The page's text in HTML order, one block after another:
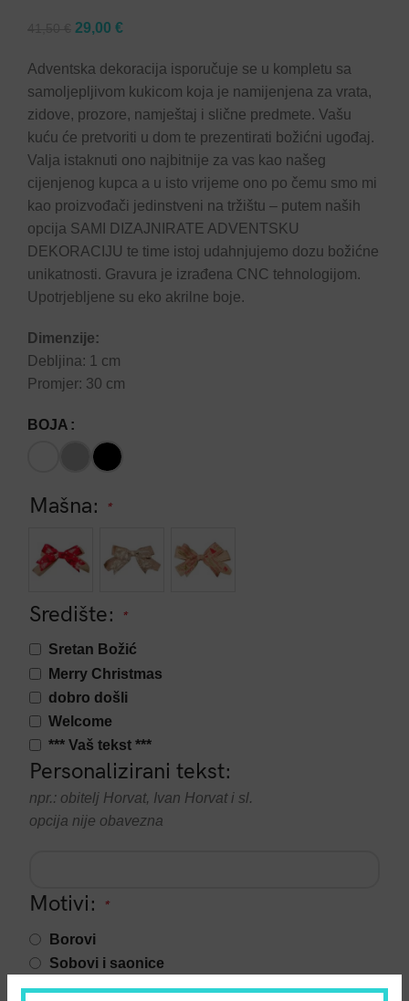
Original
was:
41,50 €.
29,00 €Current
is:
29,00 €.
Adventska dekoracija isporučuje se u kompletu sa
samoljepljivom kukicom koja je namijenjena za vrata,
zidove, prozore, namještaj i slične predmete. Vašu
kuću će pretvoriti u dom te prezentirati božićni ugođaj.
Valja istaknuti ono najbitnije za vas kao našeg
cijenjenog kupca a u isto vrijeme ono po čemu smo mi
kao proizvođači jedinstveni na tržištu – putem naših
opcija SAMI DIZAJNIRATE ADVENTSKU
DEKORACIJU te time istoj udahnjujemo dozu božićne
unikatnosti. Gravura je izrađena CNC tehnologijom.
Upotrjebljene su eko akrilne boje.
Dimenzije:
Debljina: 1 cm
Promjer: 30 cm
BOJA
Mašna: *
Središte: *
Sretan Božić
Merry Christmas
dobro došli
Welcome
*** Vaš tekst ***
Personalizirani tekst:
npr.: obitelj Horvat, Ivan Horvat i sl.
opcija nije obavezna
Motivi: *
Borovi
Sobovi i saonice
Snjegović i Djed Mraz